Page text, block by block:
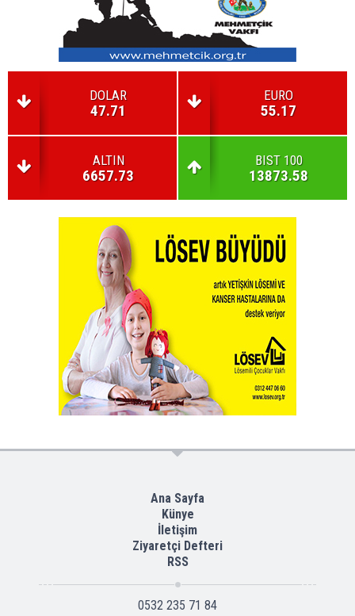
DOLAR
47.71
EURO
55.17
ALTIN
6657.73
BIST 100
13873.58
Ana Sayfa
Künye
İletişim
Ziyaretçi Defteri
RSS
0532 235 71 84